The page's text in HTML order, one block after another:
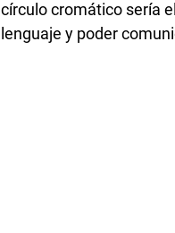
círculo cromático sería
lenguaje y poder